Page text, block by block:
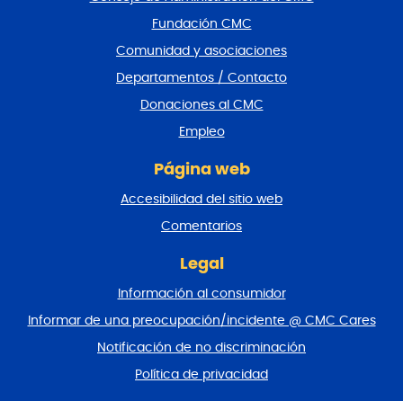
Fundación CMC
Comunidad y asociaciones
Departamentos / Contacto
Donaciones al CMC
Empleo
Página web
Accesibilidad del sitio web
Comentarios
Legal
Información al consumidor
Informar de una preocupación/incidente @ CMC Cares
Notificación de no discriminación
Política de privacidad